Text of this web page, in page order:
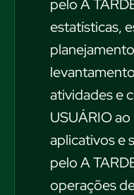
pelo A
estatísticas,
atividades e
USUÁRIO
aplicativos e
pelo A
operações